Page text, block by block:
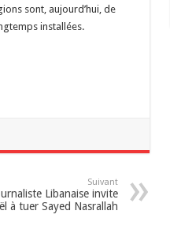
sont, aujourd’hui, de
installées.
Suivant
Libanaise invite
à tuer Sayed Nasrallah